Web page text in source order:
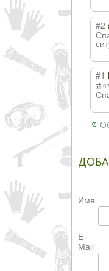
#2
#1
Имя
E-
Mail